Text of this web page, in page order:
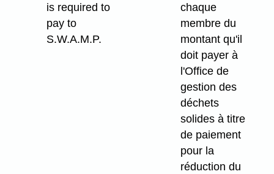
is required to
pay to
S.W.A.M.P.
chaque
membre du
montant qu'il
doit payer à
l'Office de
gestion des
déchets
solides à titre
de paiement
pour la
réduction du